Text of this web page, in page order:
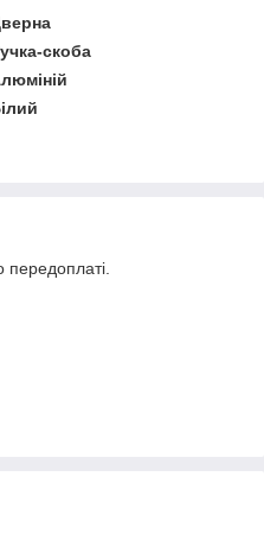
скоба
передоплаті.